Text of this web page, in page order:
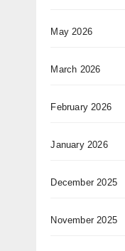
May 2026
March 2026
February 2026
January 2026
December 2025
November 2025